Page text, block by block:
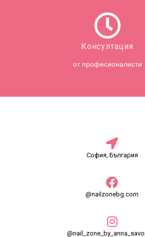
Консултация
от професионалисти
София, България
@nailzonebg.com